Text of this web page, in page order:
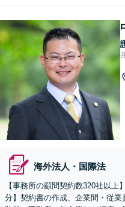
海外法人・国際法
【事務所の顧問契約数320社以
分】契約書の作成、企業間・従